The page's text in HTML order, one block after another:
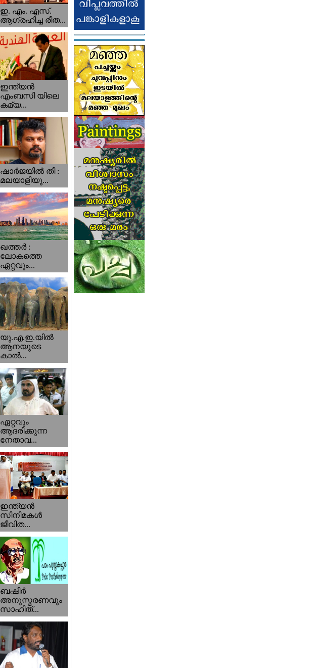
ഇ. എം. എസ്.
ആഗ്രഹിച്ച രീത...
ഇന്ത്യന്‍
എംബസി യിലെ
കമ്യ...
ഷാര്‍ജയില്‍ തീ :
മലയാളിയു...
ഖത്തര്‍ :
ലോകത്തെ
ഏറ്റവും...
യു.എ.ഇ.യില്‍
ആനയുടെ
കാല്‍...
ഏറ്റവും
ആദരിക്കുന്ന
നേതാവ...
ഇന്ത്യന്‍
സിനിമകള്‍
ജീവിത...
ബഷീര്‍
അനുസ്മരണവും
സാഹിത്...